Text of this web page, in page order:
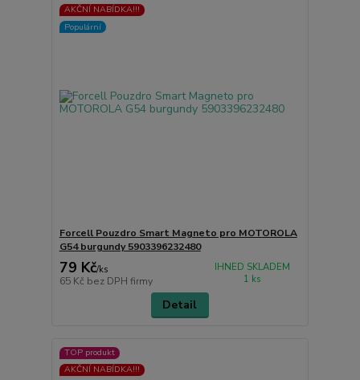
AKČNÍ NABÍDKA!!!
Populární
Forcell Pouzdro Smart Magneto pro MOTOROLA
G54 burgundy 5903396232480
79 Kč/ks
65 Kč bez DPH firmy
IHNED SKLADEM
1 ks
Detail
TOP produkt
AKČNÍ NABÍDKA!!!